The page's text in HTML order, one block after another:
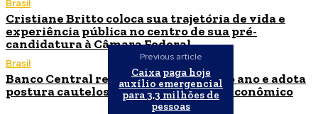
Brasil
Cristiane Britto coloca sua trajetória de vida e
experiência pública no centro de sua pré-
candidatura à Câmara Federal
Brasil
Banco Central reduz Selic para 14% ao ano e adota
postura cautelosa diante do cenário econômico
Previous article
Caixa paga hoje
auxílio emergencial
para 3,3 milhões de
pessoas